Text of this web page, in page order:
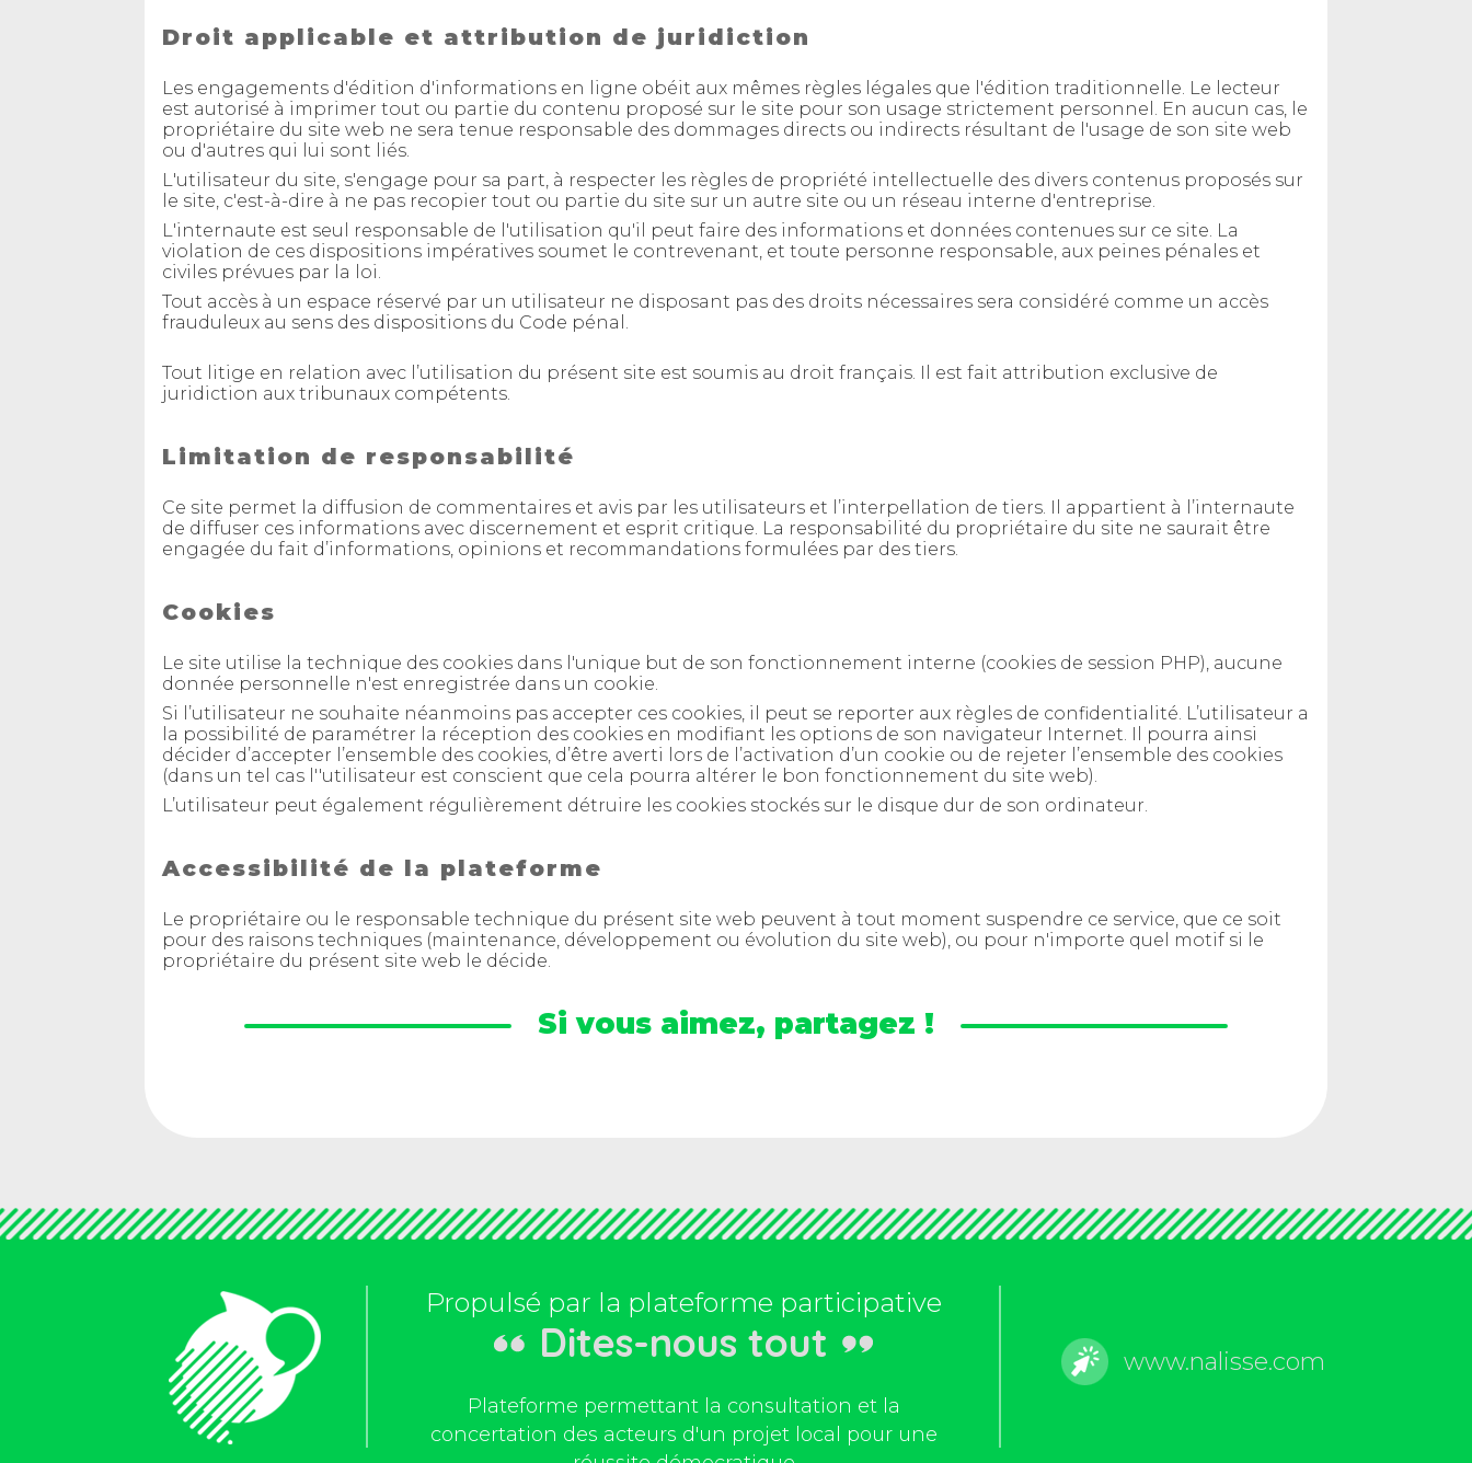
Droit applicable et attribution de juridiction
Les engagements d'édition d'informations en ligne obéit aux mêmes règles légales que l'édition traditionnelle. Le lecteur
est autorisé à imprimer tout ou partie du contenu proposé sur le site pour son usage strictement personnel. En aucun cas, le
propriétaire du site web ne sera tenue responsable des dommages directs ou indirects résultant de l'usage de son site web
ou d'autres qui lui sont liés.
L'utilisateur du site, s'engage pour sa part, à respecter les règles de propriété intellectuelle des divers contenus proposés sur
le site, c'est-à-dire à ne pas recopier tout ou partie du site sur un autre site ou un réseau interne d'entreprise.
L'internaute est seul responsable de l'utilisation qu'il peut faire des informations et données contenues sur ce site. La
violation de ces dispositions impératives soumet le contrevenant, et toute personne responsable, aux peines pénales et
civiles prévues par la loi.
Tout accès à un espace réservé par un utilisateur ne disposant pas des droits nécessaires sera considéré comme un accès
frauduleux au sens des dispositions du Code pénal.
Tout litige en relation avec l’utilisation du présent site est soumis au droit français. Il est fait attribution exclusive de
juridiction aux tribunaux compétents.
Limitation de responsabilité
Ce site permet la diffusion de commentaires et avis par les utilisateurs et l’interpellation de tiers. Il appartient à l’internaute
de diffuser ces informations avec discernement et esprit critique. La responsabilité du propriétaire du site ne saurait être
engagée du fait d’informations, opinions et recommandations formulées par des tiers.
Cookies
Le site utilise la technique des cookies dans l'unique but de son fonctionnement interne (cookies de session PHP), aucune
donnée personnelle n'est enregistrée dans un cookie.
Si l’utilisateur ne souhaite néanmoins pas accepter ces cookies, il peut se reporter aux règles de confidentialité. L’utilisateur a
la possibilité de paramétrer la réception des cookies en modifiant les options de son navigateur Internet. Il pourra ainsi
décider d’accepter l’ensemble des cookies, d’être averti lors de l’activation d’un cookie ou de rejeter l’ensemble des cookies
(dans un tel cas l''utilisateur est conscient que cela pourra altérer le bon fonctionnement du site web).
L’utilisateur peut également régulièrement détruire les cookies stockés sur le disque dur de son ordinateur.
Accessibilité de la plateforme
Le propriétaire ou le responsable technique du présent site web peuvent à tout moment suspendre ce service, que ce soit
pour des raisons techniques (maintenance, développement ou évolution du site web), ou pour n'importe quel motif si le
propriétaire du présent site web le décide.
Si vous aimez, partagez !
Propulsé par la plateforme participative
Dites-nous tout
Plateforme permettant la consultation et la
concertation des acteurs d'un projet local pour une
www.nalisse.com